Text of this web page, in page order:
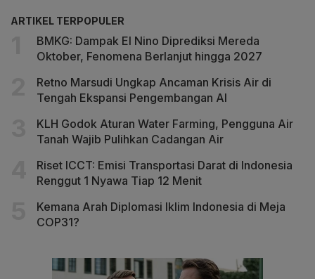
ARTIKEL TERPOPULER
BMKG: Dampak El Nino Diprediksi Mereda
Oktober, Fenomena Berlanjut hingga 2027
Retno Marsudi Ungkap Ancaman Krisis Air di
Tengah Ekspansi Pengembangan AI
KLH Godok Aturan Water Farming, Pengguna Air
Tanah Wajib Pulihkan Cadangan Air
Riset ICCT: Emisi Transportasi Darat di Indonesia
Renggut 1 Nyawa Tiap 12 Menit
Kemana Arah Diplomasi Iklim Indonesia di Meja
COP31?